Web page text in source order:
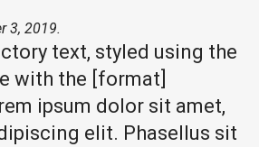
3, 2019.
text, styled using the
with the [format]
ipsum dolor sit amet,
elit. Phasellus sit